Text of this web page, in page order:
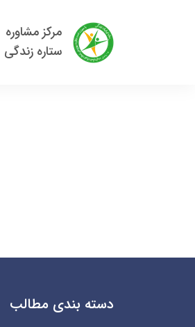
مرکز مشاوره
ستاره زندگی
دسته بندی مطالب